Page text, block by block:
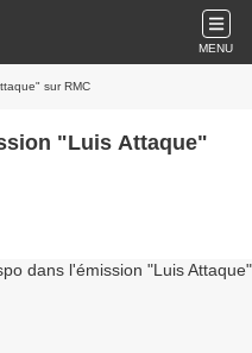
MENU
sur RMC
"Luis Attaque"